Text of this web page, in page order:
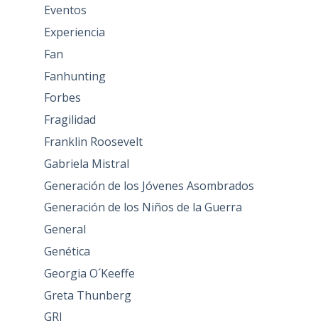
Eventos
Experiencia
Fan
Fanhunting
Forbes
Fragilidad
Franklin Roosevelt
Gabriela Mistral
Generación de los Jóvenes Asombrados
Generación de los Niños de la Guerra
General
Genética
Georgia O´Keeffe
Greta Thunberg
GRI